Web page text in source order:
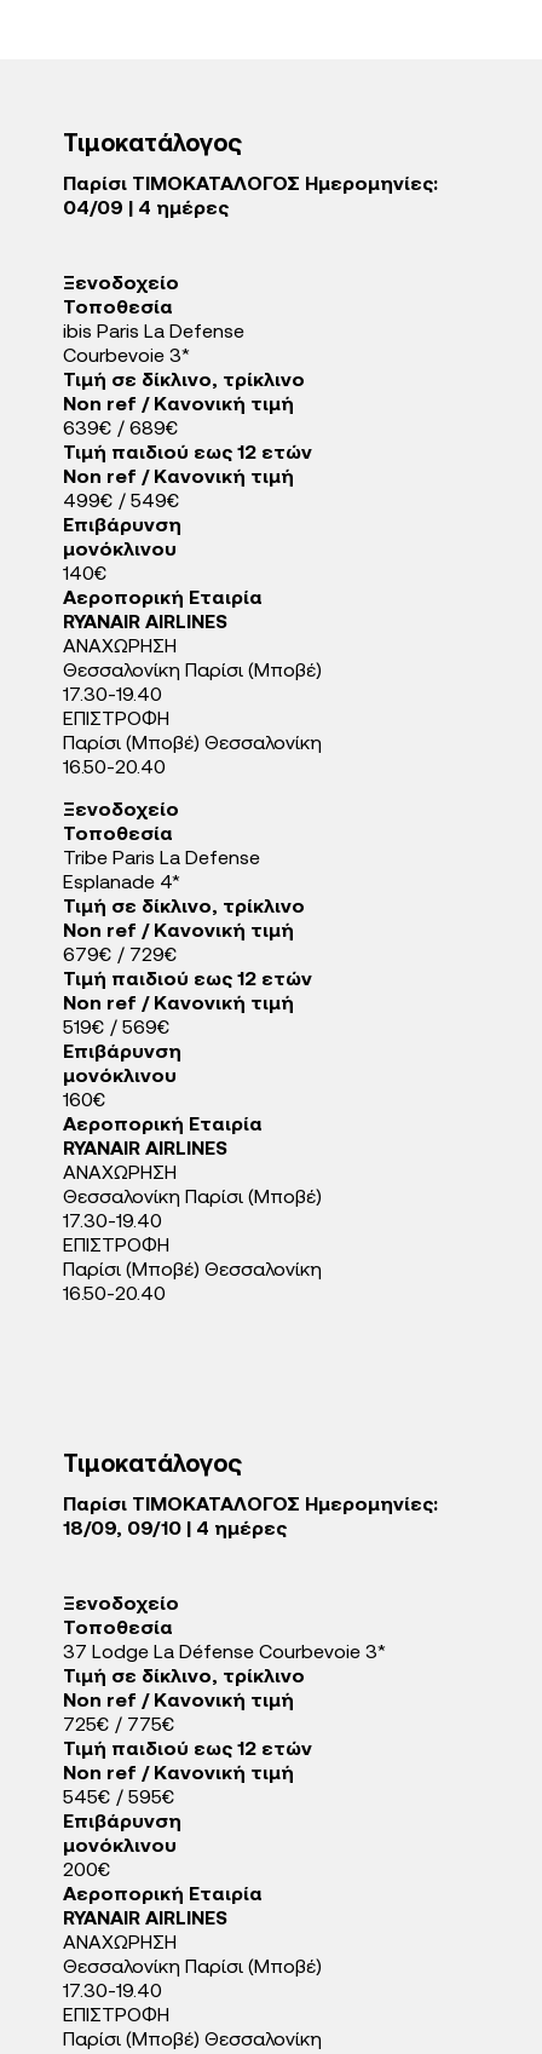
Τιμοκατάλογος
Παρίσι ΤΙΜΟΚΑΤΑΛΟΓΟΣ Ημερομηνίες:
04/09 | 4 ημέρες
Ξενοδοχείo
Τοποθεσία
ibis Paris La Defense
Courbevoie 3*
Τιμή σε δίκλινο, τρίκλινο
Non ref / Κανονική τιμή
639€ / 689€
Τιμή παιδιού εως 12 ετών
Non ref / Κανονική τιμή
499€ / 549€
Eπιβάρυνση
μονόκλινου
140€
Αεροπορική Εταιρία
RYANAIR AIRLINES
ΑΝΑΧΩΡΗΣΗ
Θεσσαλονίκη Παρίσι (Μποβέ)
17.30-19.40
ΕΠΙΣΤΡΟΦΗ
Παρίσι (Μποβέ) Θεσσαλονίκη
16.50-20.40
Ξενοδοχείo
Τοποθεσία
Tribe Paris La Defense
Esplanade 4*
Τιμή σε δίκλινο, τρίκλινο
Non ref / Κανονική τιμή
679€ / 729€
Τιμή παιδιού εως 12 ετών
Non ref / Κανονική τιμή
519€ / 569€
Eπιβάρυνση
μονόκλινου
160€
Αεροπορική Εταιρία
RYANAIR AIRLINES
ΑΝΑΧΩΡΗΣΗ
Θεσσαλονίκη Παρίσι (Μποβέ)
17.30-19.40
ΕΠΙΣΤΡΟΦΗ
Παρίσι (Μποβέ) Θεσσαλονίκη
16.50-20.40
Τιμοκατάλογος
Παρίσι ΤΙΜΟΚΑΤΑΛΟΓΟΣ Ημερομηνίες:
18/09, 09/10 | 4 ημέρες
Ξενοδοχείo
Τοποθεσία
37 Lodge La Défense Courbevoie 3*
Τιμή σε δίκλινο, τρίκλινο
Non ref / Κανονική τιμή
725€ / 775€
Τιμή παιδιού εως 12 ετών
Non ref / Κανονική τιμή
545€ / 595€
Eπιβάρυνση
μονόκλινου
200€
Αεροπορική Εταιρία
RYANAIR AIRLINES
ΑΝΑΧΩΡΗΣΗ
Θεσσαλονίκη Παρίσι (Μποβέ)
17.30-19.40
ΕΠΙΣΤΡΟΦΗ
Παρίσι (Μποβέ) Θεσσαλονίκη